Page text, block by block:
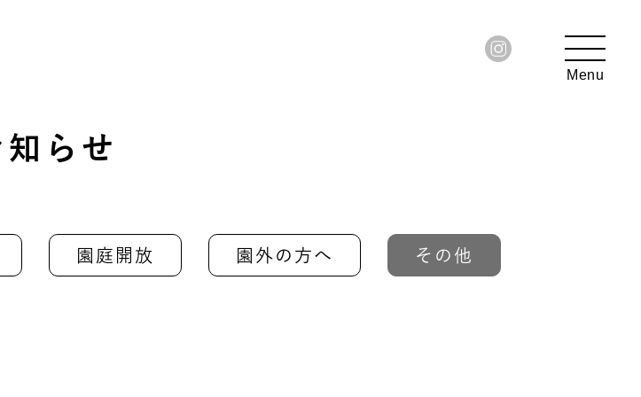
知らせ
園庭開放 園外の方へ その他